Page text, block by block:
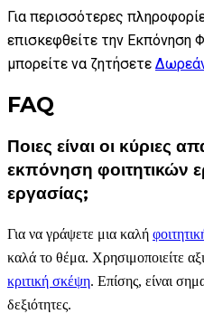
Για περισσότερες
επισκεφθείτε την Εκπόνηση
μπορείτε να ζητήσετε
FAQ
Ποιες είναι οι κύριες
εκπόνηση φοιτητικών
εργασίας;
Για να γράψετε μια καλή
καλά το θέμα. Χρησιμοποιείτε
κριτική σκέψη. Επίσης, είναι
δεξιότητες.